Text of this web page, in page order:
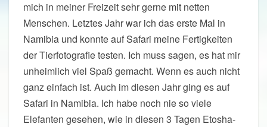
mich in meiner Freizeit sehr gerne mit netten
Menschen. Letztes Jahr war ich das erste Mal in
Namibia und konnte auf Safari meine Fertigkeiten
der Tierfotografie testen. Ich muss sagen, es hat mir
unheimlich viel Spaß gemacht. Wenn es auch nicht
ganz einfach ist. Auch im diesen Jahr ging es auf
Safari in Namibia. Ich habe noch nie so viele
Elefanten gesehen, wie in diesen 3 Tagen Etosha-